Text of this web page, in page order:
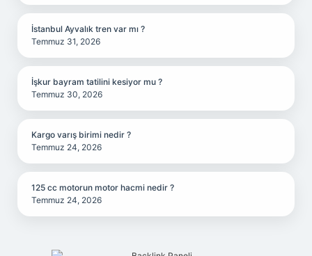
İstanbul Ayvalık tren var mı ?
Temmuz 31, 2026
İşkur bayram tatilini kesiyor mu ?
Temmuz 30, 2026
Kargo varış birimi nedir ?
Temmuz 24, 2026
125 cc motorun motor hacmi nedir ?
Temmuz 24, 2026